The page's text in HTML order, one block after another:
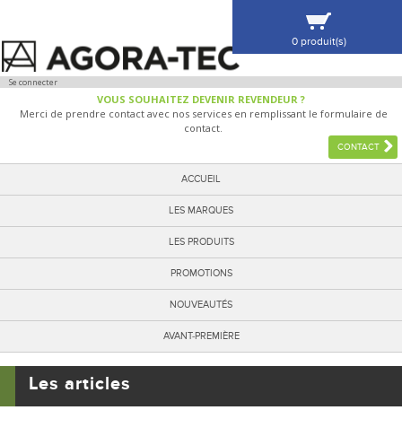
Se connecter
VOUS SOUHAITEZ DEVENIR REVENDEUR ?
Merci de prendre contact avec nos services en remplissant le formulaire de
contact.
CONTACT
ACCUEIL
LES MARQUES
LES PRODUITS
PROMOTIONS
NOUVEAUTÉS
AVANT-PREMIÈRE
0 produit(s)
VOIR MA SÉLECTION
Les articles